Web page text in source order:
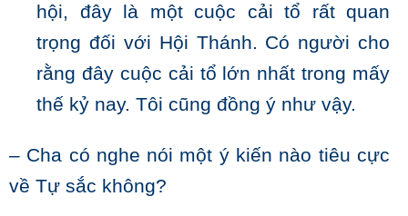
hội, đây là một cuộc cải tổ rất quan
trọng đối với Hội Thánh. Có người cho
rằng đây cuộc cải tổ lớn nhất trong mấy
thế kỷ nay. Tôi cũng đồng ý như vậy.
– Cha có nghe nói một ý kiến nào tiêu cực
về Tự sắc không?